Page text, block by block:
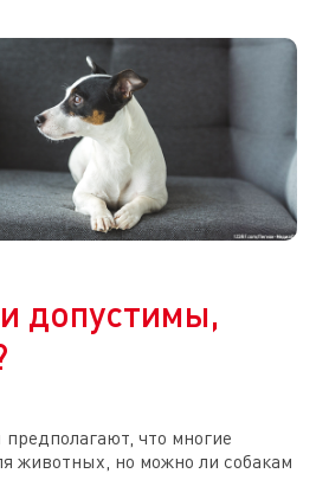
допустимы,
что многие
животных, но можно ли собакам